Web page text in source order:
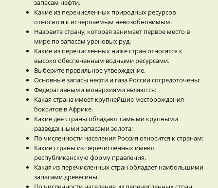
запасам нефти.
Какие из перечисленных природных ресурсов
относятся к исчерпаемым невозобновимым.
Назовите страну, которая занимает первое место в
мире по запасам урановых руд.
Какие из перечисленных ниже стран относятся к
высоко обеспеченным водными ресурсами.
Выберите правильное утверждение.
Основные запасы нефти и газа России сосредоточены:
Федеративными монархиями являются:
Какая страна имеет крупнейшие месторождения
бокситов в Африке.
Какие две страны обладают самыми крупными
разведанными запасами золота:
По численности населения Россия относится к странам:
Какие страны из перечисленных имеют
республиканскую форму правления.
Какая из перечисленных стран обладает наибольшими
запасами древесины.